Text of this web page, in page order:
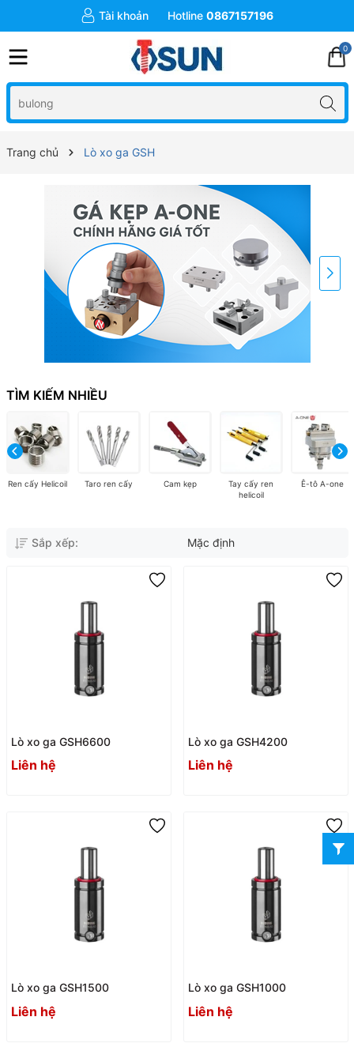
Tài khoản Hotline 0867157196
0
Trang chủ Lò xo ga GSH
TÌM KIẾM NHIỀU
Ren cấy Helicoil Taro ren cấy Cam kẹp
Tay cấy ren
helicoil
Ê-tô A-one
Sắp xếp: Mặc định
Lò xo ga GSH6600
Liên hệ
Lò xo ga GSH4200
Liên hệ
Lò xo ga GSH1500
Liên hệ
Lò xo ga GSH1000
Liên hệ